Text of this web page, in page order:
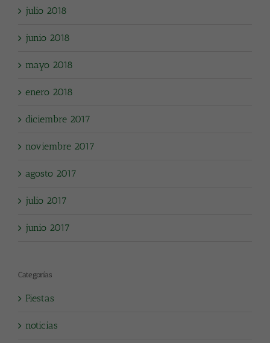
julio 2018
junio 2018
mayo 2018
enero 2018
diciembre 2017
noviembre 2017
agosto 2017
julio 2017
junio 2017
Categorías
Fiestas
noticias